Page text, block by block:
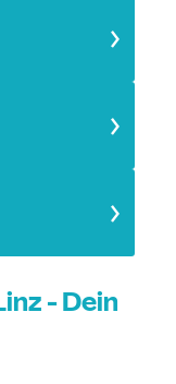
- Dein